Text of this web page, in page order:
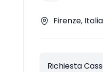
Firenze, Italia
Richiesta